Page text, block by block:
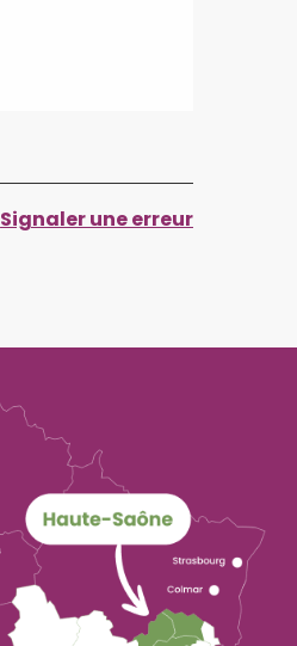
Signaler une erreur